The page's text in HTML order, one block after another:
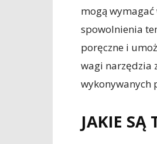
mogą
spowolnienia
poręczne i
wagi narzędzia
wykonywanych
JAKIE SĄ